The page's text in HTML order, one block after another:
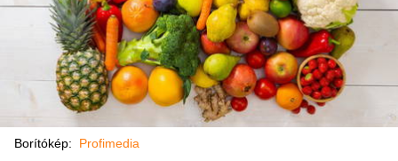
Borítókép: Profimedia